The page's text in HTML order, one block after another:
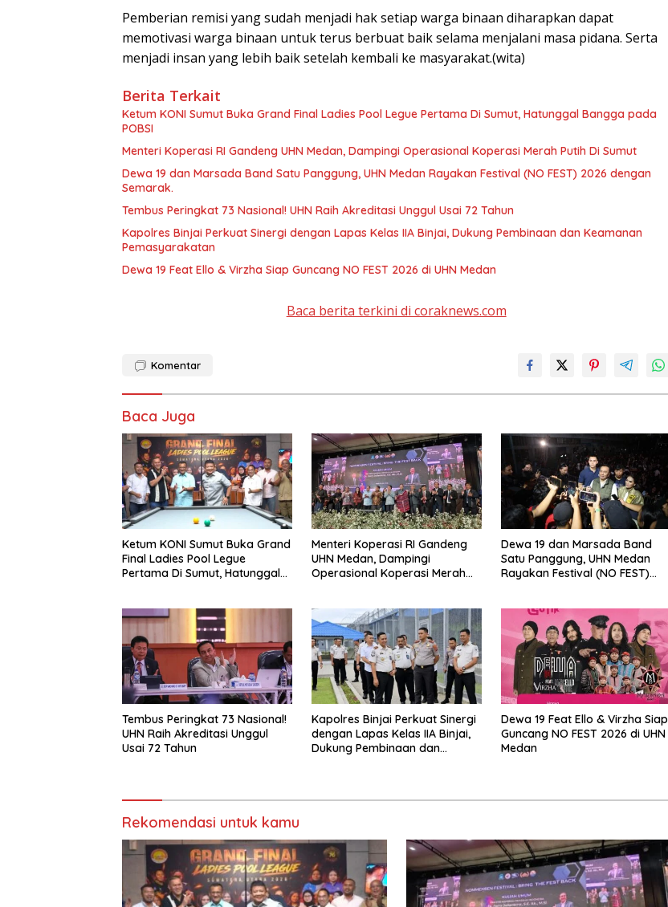
Pemberian remisi yang sudah menjadi hak setiap warga binaan diharapkan dapat
memotivasi warga binaan untuk terus berbuat baik selama menjalani masa pidana. Serta
menjadi insan yang lebih baik setelah kembali ke masyarakat.(wita)
Berita Terkait
Ketum KONI Sumut Buka Grand Final Ladies Pool Legue Pertama Di Sumut, Hatunggal Bangga pada
POBSI
Menteri Koperasi RI Gandeng UHN Medan, Dampingi Operasional Koperasi Merah Putih Di Sumut
Dewa 19 dan Marsada Band Satu Panggung, UHN Medan Rayakan Festival (NO FEST) 2026 dengan
Semarak.
Tembus Peringkat 73 Nasional! UHN Raih Akreditasi Unggul Usai 72 Tahun
Kapolres Binjai Perkuat Sinergi dengan Lapas Kelas IIA Binjai, Dukung Pembinaan dan Keamanan
Pemasyarakatan
Dewa 19 Feat Ello & Virzha Siap Guncang NO FEST 2026 di UHN Medan
Baca berita terkini di coraknews.com
Komentar
Baca Juga
Ketum KONI Sumut Buka Grand
Final Ladies Pool Legue
Pertama Di Sumut, Hatunggal
Menteri Koperasi RI Gandeng
UHN Medan, Dampingi
Operasional Koperasi Merah
Dewa 19 dan Marsada Band
Satu Panggung, UHN Medan
Rayakan Festival (NO FEST)
Tembus Peringkat 73 Nasional!
UHN Raih Akreditasi Unggul
Usai 72 Tahun
Kapolres Binjai Perkuat Sinergi
dengan Lapas Kelas IIA Binjai,
Dukung Pembinaan dan
Dewa 19 Feat Ello & Virzha Siap
Guncang NO FEST 2026 di UHN
Medan
Rekomendasi untuk kamu